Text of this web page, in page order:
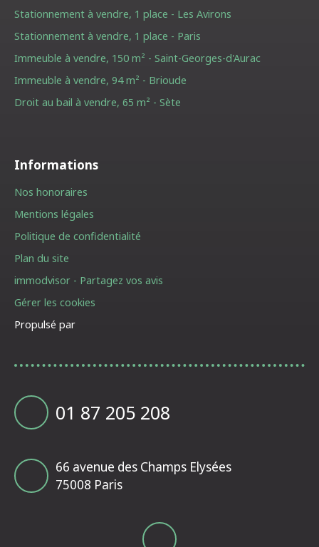
Stationnement à vendre, 1 place - Les Avirons
Stationnement à vendre, 1 place - Paris
Immeuble à vendre, 150 m² - Saint-Georges-d'Aurac
Immeuble à vendre, 94 m² - Brioude
Droit au bail à vendre, 65 m² - Sète
Informations
Nos honoraires
Mentions légales
Politique de confidentialité
Plan du site
immodvisor - Partagez vos avis
Gérer les cookies
Propulsé par
01 87 205 208
66 avenue des Champs Elysées
75008 Paris